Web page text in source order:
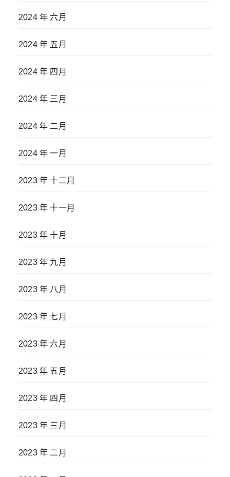
2024 年 六月
2024 年 五月
2024 年 四月
2024 年 三月
2024 年 二月
2024 年 一月
2023 年 十二月
2023 年 十一月
2023 年 十月
2023 年 九月
2023 年 八月
2023 年 七月
2023 年 六月
2023 年 五月
2023 年 四月
2023 年 三月
2023 年 二月